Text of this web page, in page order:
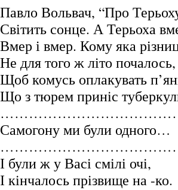
Павло Вольвач, “Про
Світить сонце. А Терьоха
Вмер і вмер. Кому яка
Не для того ж літо почалось,
Щоб комусь оплакувать
Що з тюрем приніс
Самогону ми були одного…
І були ж у Васі смілі очі,
І кінчалось прізвище на -ко.